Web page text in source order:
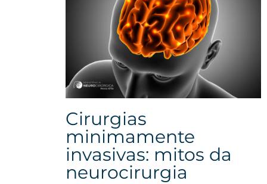
Cirurgias
minimamente
invasivas: mitos da
neurocirurgia